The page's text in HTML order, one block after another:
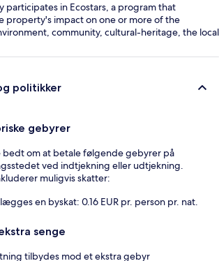
participates in Ecostars, a program that
property's impact on one or more of the
community, cultural-heritage, the local
politikker
gebyrer
bedt om at betale følgende gebyrer på
ved indtjekning eller udtjekning.
muligvis skatter:
en byskat: 0.16 EUR pr. person pr. nat.
senge
tilbydes mod et ekstra gebyr